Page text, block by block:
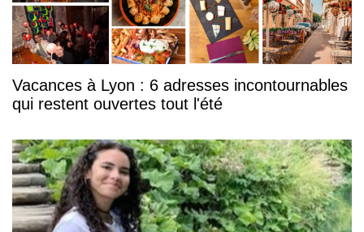
Vacances à Lyon : 6 adresses incontournables
qui restent ouvertes tout l'été